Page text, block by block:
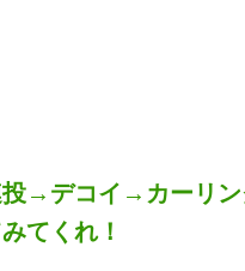
投→デコイ→カーリ
てくれ！